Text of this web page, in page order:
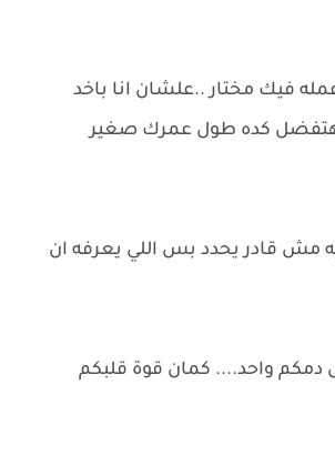
فيك مختار ..علشان انا باخد
كده طول عمرك صغير
قادر يحدد بس اللي يعرفه ان
واحد.... كمان قوة قلبكم